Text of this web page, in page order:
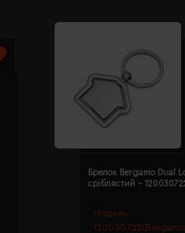
Модель:
Брелок Bergamo Dual
сріблястий -